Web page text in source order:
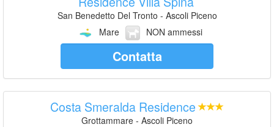
San Benedetto Del Tronto - Ascoli Piceno
Mare
NON ammessi
Contatta
Costa Smeralda Residence
Grottammare - Ascoli Piceno